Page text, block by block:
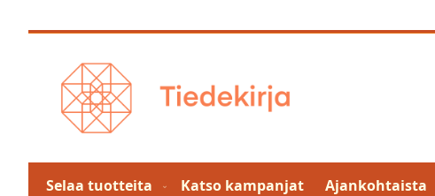
to
Selaa tuotteita Katso kampanjat Ajankohtaista